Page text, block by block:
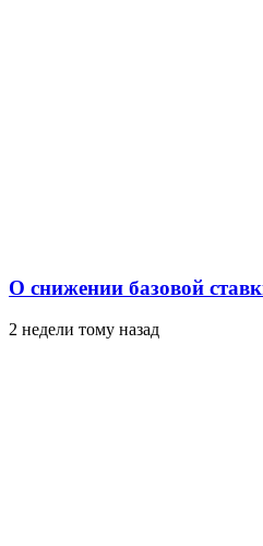
О снижении базовой
2 недели тому назад